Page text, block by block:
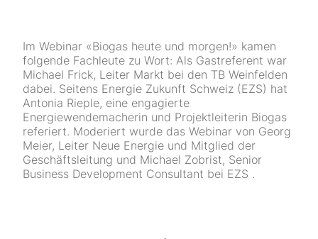
Im Webinar «Biogas heute und morgen!» kamen
folgende Fachleute zu Wort: Als Gastreferent war
Michael Frick, Leiter Markt bei den TB Weinfelden
dabei. Seitens Energie Zukunft Schweiz (EZS) hat
Antonia Rieple, eine engagierte
Energiewendemacherin und Projektleiterin Biogas
referiert. Moderiert wurde das Webinar von Georg
Meier, Leiter Neue Energie und Mitglied der
Geschäftsleitung und Michael Zobrist, Senior
Business Development Consultant bei EZS .